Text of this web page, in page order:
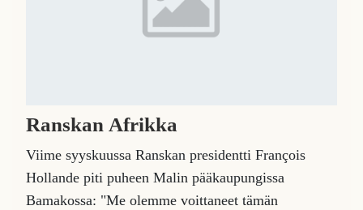
Ranskan Afrikka
Viime syyskuussa Ranskan presidentti François
Hollande piti puheen Malin pääkaupungissa
Bamakossa: "Me olemme voittaneet tämän